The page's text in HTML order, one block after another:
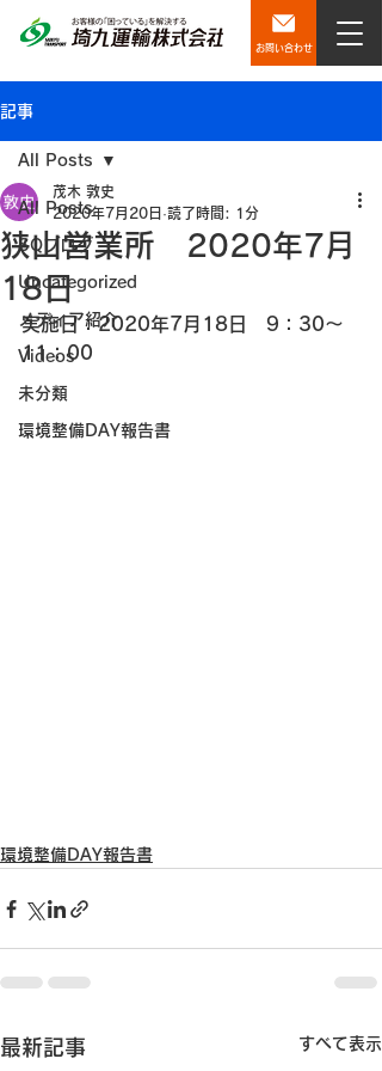
お問い合わせ
記事
All Posts
SQブログ
Uncategorized
メディア紹介
Videos
未分類
環境整備DAY報告書
All Posts
狭山営業所 2020年7月
18日
茂木 敦史
2020年7月20日 読了時間: 1分
実施日：2020年7月18日　9：30～
11：00
環境整備DAY報告書
最新記事 すべて表示